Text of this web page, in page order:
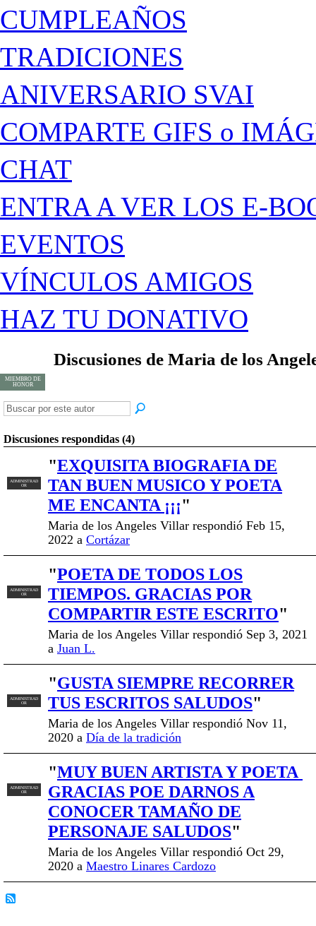
CUMPLEAÑOS
TRADICIONES
ANIVERSARIO SVAI
COMPARTE GIFS o
CHAT
ENTRA A VER LOS E-
EVENTOS
VÍNCULOS AMIGOS
HAZ TU DONATIVO
MIEMBRO DE
HONOR
Discusiones de Maria de los
Discusiones respondidas (4)
ADMINISTRAD
OR
"EXQUISITA BIOGRAFIA DE
TAN BUEN MUSICO Y POETA
ME ENCANTA ¡¡¡"
Maria de los Angeles Villar respondió Feb 15,
2022 a Cortázar
ADMINISTRAD
OR
"POETA DE TODOS LOS
TIEMPOS. GRACIAS POR
COMPARTIR ESTE ESCRITO"
Maria de los Angeles Villar respondió Sep 3, 2021
a Juan L.
ADMINISTRAD
OR
"GUSTA SIEMPRE RECORRER
TUS ESCRITOS SALUDOS"
Maria de los Angeles Villar respondió Nov 11,
2020 a Día de la tradición
ADMINISTRAD
OR
"MUY BUEN ARTISTA Y POETA
GRACIAS POE DARNOS A
CONOCER TAMAÑO DE
PERSONAJE SALUDOS"
Maria de los Angeles Villar respondió Oct 29,
2020 a Maestro Linares Cardozo